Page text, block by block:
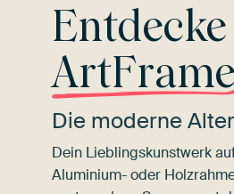
ArtFrame
Die moderne
Dein Lieblingskunstwerk
Aluminium- oder